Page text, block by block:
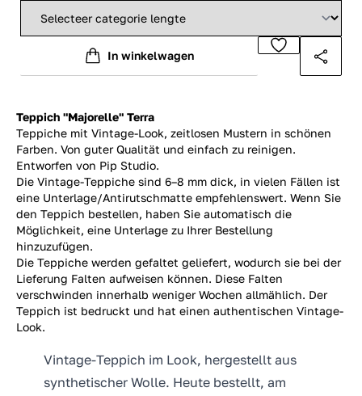
Teppich "Majorelle" Terra
Teppiche mit Vintage-Look, zeitlosen Mustern in schönen
Farben. Von guter Qualität und einfach zu reinigen.
Entworfen von Pip Studio.
Die Vintage-Teppiche sind 6–8 mm dick, in vielen Fällen ist
eine Unterlage/Antirutschmatte empfehlenswert. Wenn Sie
den Teppich bestellen, haben Sie automatisch die
Möglichkeit, eine Unterlage zu Ihrer Bestellung
hinzuzufügen.
Die Teppiche werden gefaltet geliefert, wodurch sie bei der
Lieferung Falten aufweisen können. Diese Falten
verschwinden innerhalb weniger Wochen allmählich. Der
Teppich ist bedruckt und hat einen authentischen Vintage-
Look.
In winkelwagen
Vintage-Teppich im Look, hergestellt aus
synthetischer Wolle. Heute bestellt, am